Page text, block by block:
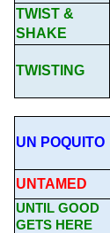
TWIST &
SHAKE
TWISTING
UN POQUITO
UNTAMED
UNTIL GOOD
GETS HERE